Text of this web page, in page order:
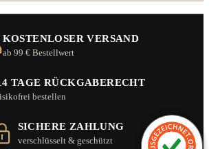
KOSTENLOSER VERSAND
ab 99 € Bestellwert
TAGE RÜCKGABERECHT
bestellen
SICHERE ZAHLUNG
verschlüsselt & geschützt